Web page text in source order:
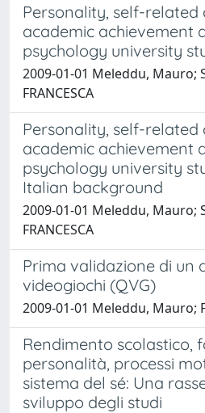
Personality, self-related
academic achievement
psychology university
2009-01-01 Meleddu, Mauro;
FRANCESCA
Personality, self-related
academic achievement
psychology university
Italian background
2009-01-01 Meleddu, Mauro;
FRANCESCA
Prima validazione di un
videogiochi (QVG)
2009-01-01 Meleddu, Mauro;
Rendimento scolastico,
personalità, processi
sistema del sé: Una
sviluppo degli studi